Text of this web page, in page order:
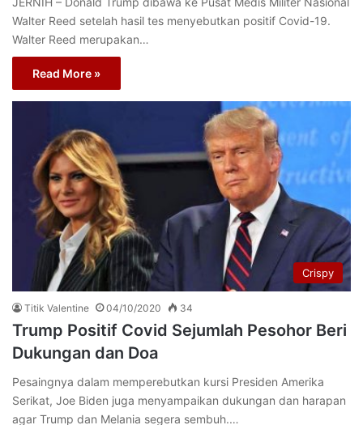
Walter Reed setelah hasil tes menyebutkan positif Covid-19.
Walter Reed merupakan…
Read More »
Crispy
Titik Valentine 04/10/2020 34
Trump Positif Covid Sejumlah Pesohor Beri
Dukungan dan Doa
Pesaingnya dalam memperebutkan kursi Presiden Amerika
Serikat, Joe Biden juga menyampaikan dukungan dan harapan
agar Trump dan Melania segera sembuh.…